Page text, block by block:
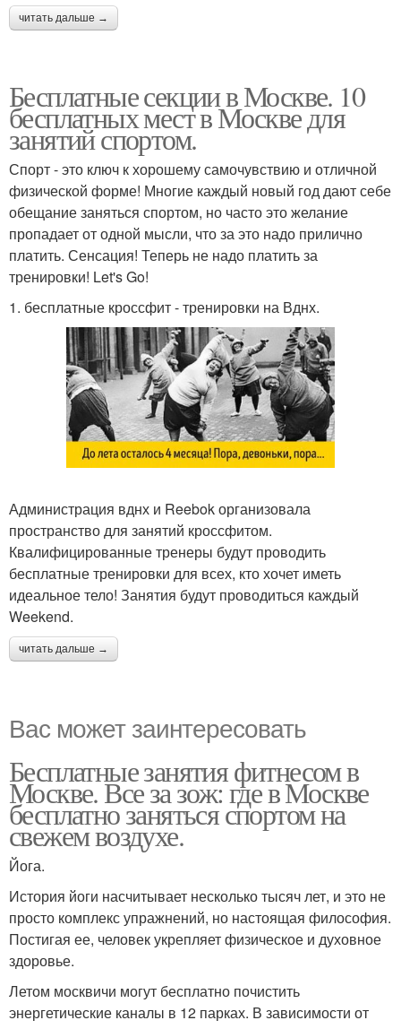
читать дальше →
Бесплатные секции в Москве. 10
бесплатных мест в Москве для
занятий спортом.
Спорт - это ключ к хорошему самочувствию и отличной
физической форме! Многие каждый новый год дают себе
обещание заняться спортом, но часто это желание
пропадает от одной мысли, что за это надо прилично
платить. Сенсация! Теперь не надо платить за
тренировки! Let's Go!
1. бесплатные кроссфит - тренировки на Вднх.
Администрация вднх и Reebok организовала
пространство для занятий кроссфитом.
Квалифицированные тренеры будут проводить
бесплатные тренировки для всех, кто хочет иметь
идеальное тело! Занятия будут проводиться каждый
Weekend.
читать дальше →
Вас может заинтересовать
Бесплатные занятия фитнесом в
Москве. Все за зож: где в Москве
бесплатно заняться спортом на
свежем воздухе.
Йога.
История йоги насчитывает несколько тысяч лет, и это не
просто комплекс упражнений, но настоящая философия.
Постигая ее, человек укрепляет физическое и духовное
здоровье.
Летом москвичи могут бесплатно почистить
энергетические каналы в 12 парках. В зависимости от